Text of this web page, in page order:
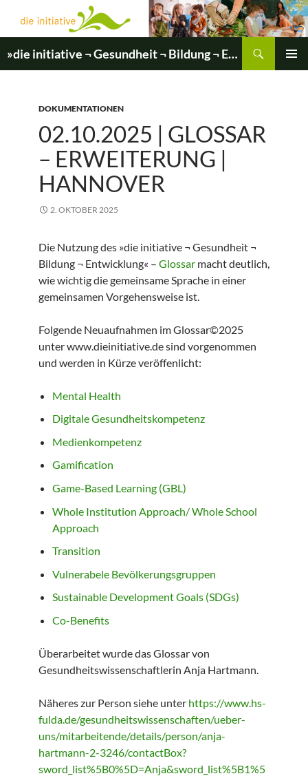
Inhalt
springen
»die initiative ¬ Gesundheit ¬ Bildung ¬ Entwicklung«
DOKUMENTATIONEN
02.10.2025 | GLOSSAR
– ERWEITERUNG |
HANNOVER
2. OKTOBER 2025
Die Nutzung des »die initiative ¬ Gesundheit ¬
Bildung ¬ Entwicklung« – Glossar macht deutlich,
wie wichtig die gemeinsame Sprache in einer
gemeinsamen Vorgehensweise ist.
Folgende Neuaufnahmen im Glossar©2025
unter www.dieinitiative.de sind vorgenommen
und werden in Kürze veröffenlicht:
Mental Health
Digitale Gesundheitskompetenz
Medienkompetenz
Gamification
Game-Based Learning (GBL)
Whole Institution Approach/ Whole School
Approach
Transition
Vulnerabele Bevölkerungsgruppen
Sustainable Development Goals (SDGs)
Co-Benefits
Überarbeitet wurde das Glossar von
Gesundheitswissenschaftlerin Anja Hartmann.
Näheres zur Person siehe unter https://www.hs-
fulda.de/gesundheitswissenschaften/ueber-
uns/mitarbeitende/details/person/anja-
hartmann-2-3246/contactBox?
sword_list%5B0%5D=Anja&sword_list%5B1%5